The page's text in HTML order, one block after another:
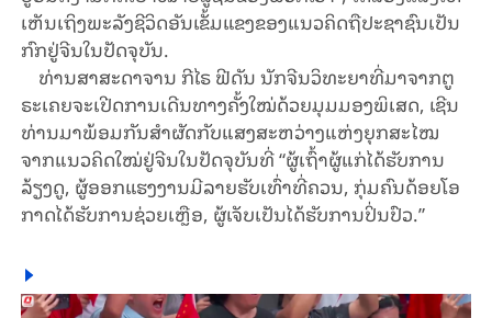
ເຫັນ​ເຖິງ​ພະ​ລັງ​ຊີ​ວິດ​ອັນເຂັ້ມ​ແຂງ​ຂອງ​ແນວ​ຄິດ​ຖື​​ປະ​ຊາ​ຊົນ​ເປັນ​
ກົກ​ຢູ່ຈີນ​ໃນ​ປັດ​ຈຸ​ບັນ.
ທ່ານສາສະດາຈານ ກີໄຣ ຟີດັນ ນັກຈີນວິທະຍາທີ່ມາຈາກຕູ
ຣະເຄຍຈະເປີດການເດີນ​ທາງ​ຄັ້ງ​ໃໝ່​ດ້ວຍມຸມ​ມອງ​ພິ​ເສດ, ເຊີນ​
ທ່ານ​ມາ​ພ້ອມ​ກັນ​ສຳ​ຜັດ​ກັບ​ແສງ​ສະ​ຫວ່າງ​ແຫ່ງ​ຍຸກ​ສະ​ໄໝ​
ຈາກ​ແນ​ວ​ຄິດ​ໃໝ່​ຢູ່​ຈີນ​ໃນ​ປັດ​ຈຸ​ບັນ​ທີ່ “ຜູ້​ເຖົ້າຜູ້​ແກ່ໄດ້​ຮັບ​ການ​
ລ້ຽງ​ດູ, ຜູ້​ອອກ​ແຮງ​ງານ​ມີ​ລາ​ຍ​ຮັບ​ເທົ່າ​ທີ່​ຄວນ, ກຸ່ມ​ຄົນ​ດ້ອຍ​ໂອ​
ກາດ​ໄດ້​ຮັບ​ການ​ຊ່ວຍ​ເຫຼືອ, ຜູ້​ເຈັບ​ເປັນ​ໄດ້​ຮັບ​ການ​ປິ່ນ​ປົວ.”